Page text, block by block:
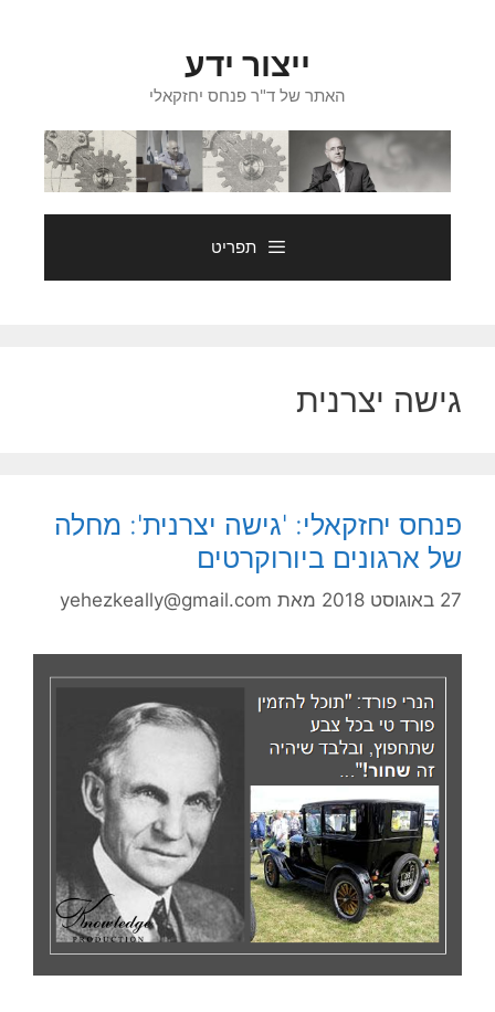
ייצור ידע
האתר של ד"ר פנחס יחזקאלי
תפריט
גישה יצרנית
פנחס יחזקאלי: 'גישה יצרנית': מחלה
של ארגונים ביורוקרטים
27 באוגוסט 2018 מאת yehezkeally@gmail.com